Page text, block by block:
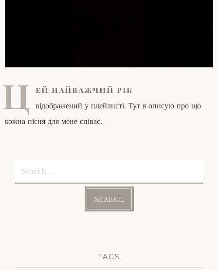
Ц ей найважчий рік
відображений у плейлисті. Тут я описую про що
кожна пісня для мене співає.
TAGS